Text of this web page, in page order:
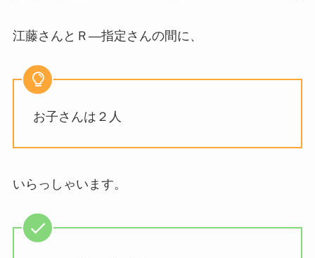
江藤さんとＲ―指定さんの間に、
お子さんは２人
いらっしゃいます。